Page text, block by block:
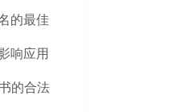
的最佳
响应用
的合法